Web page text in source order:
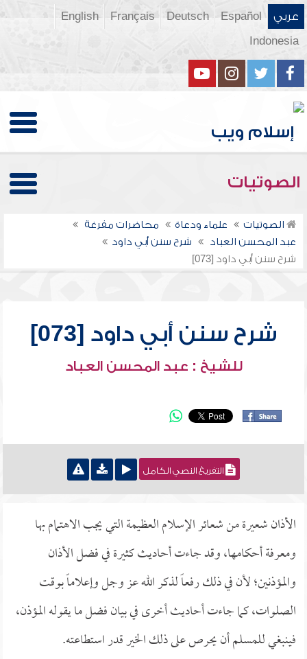
عربي Español
Deutsch
Français
English
Indonesia
الصوتيات
الصوتيات علماء ودعاة
محاضرات مفرغة
عبد المحسن العباد
شرح سنن أبي داود
شرح سنن أبي داود [073]
شرح سنن أبي داود [073]
للشيخ : عبد المحسن العباد
التفريغ النصي الكامل
الأذان شعيرة من شعائر الإسلام العظيمة التي يجب الاهتمام بها
ومعرفة أحكامها، وقد جاءت أحاديث كثيرة في فضل الأذان
والمؤذنين؛ لأن في ذلك رفعاً لذكر الله عز وجل وإعلاماً بوقت
الصلوات، كما جاءت أحاديث أخرى في بيان فضل ما يقوله المؤذن،
فينبغي للمسلم أن يحرص على ذلك الخير قدر استطاعته.